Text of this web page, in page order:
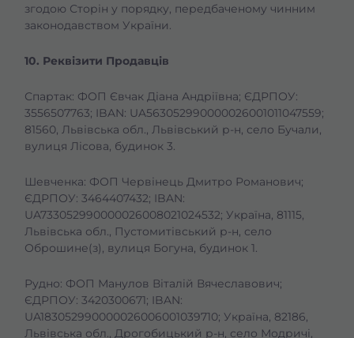
згодою Сторін у порядку, передбаченому чинним
законодавством України.
10. Реквізити Продавців
Спартак: ФОП Євчак Діана Андріївна; ЄДРПОУ:
3556507763; IBAN: UA563052990000026001011047559;
81560, Львівська обл., Львівський р-н, село Бучали,
вулиця Лісова, будинок 3.
Шевченка: ФОП Червінець Дмитро Романович;
ЄДРПОУ: 3464407432; IBAN:
UA733052990000026008021024532; Україна, 81115,
Львівська обл., Пустомитівський р-н, село
Оброшине(з), вулиця Богуна, будинок 1.
Рудно: ФОП Манулов Віталій Вячеславович;
ЄДРПОУ: 3420300671; IBAN:
UA183052990000026006001039710; Україна, 82186,
Львівська обл., Дрогобицький р-н, село Модричі,